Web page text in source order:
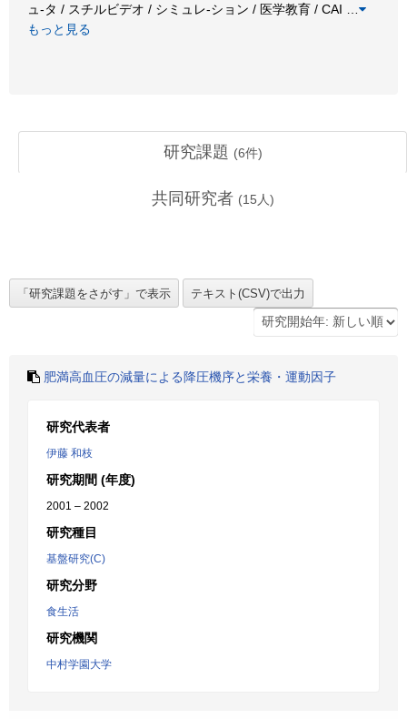
ュ-タ / スチルビデオ / シミュレ-ション / 医学教育 / CAI
もっと見る
研究課題 (6件)
共同研究者 (15 人)
肥満高血圧の減量による降圧機序と栄養・運動因子
研究代表者
伊藤 和枝
研究期間 (年度)
2001 – 2002
研究種目
基盤研究(C)
研究分野
食生活
研究機関
中村学園大学